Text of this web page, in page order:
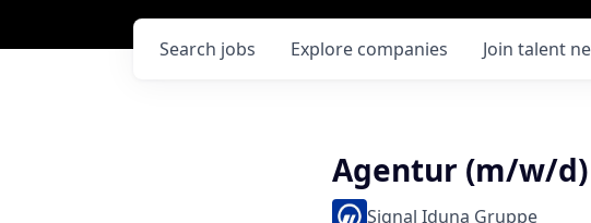
Search jobs Explore companies Join talent
Agentur (m/w/
Signal Iduna Gruppe